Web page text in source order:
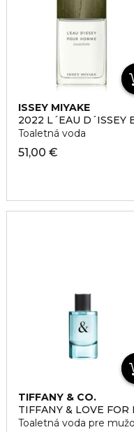
ISSEY MIYAKE
2022 L´EAU D´ISSEY
Toaletná voda
51,00 €
TIFFANY & CO.
TIFFANY & LOVE FOR
Toaletná voda pre